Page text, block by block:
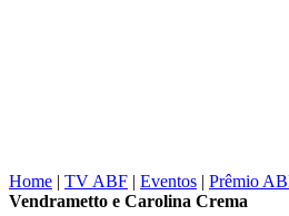
Home | TV ABF | Eventos | Prêmio
Vendrametto e Carolina Crema